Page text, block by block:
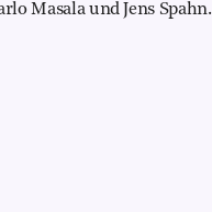
Masala und Jens Spahn.